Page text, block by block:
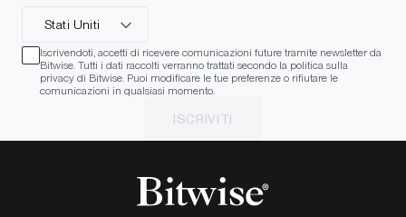
Stati Uniti
Iscrivendoti, accetti di ricevere comunicazioni future tramite newsletter da
Bitwise. Tutti i dati raccolti verranno trattati secondo la politica sulla
privacy di Bitwise. Puoi modificare le tue preferenze o rifiutare le
comunicazioni in qualsiasi momento.
ISCRIVITI